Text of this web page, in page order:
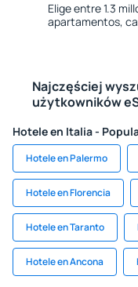
Elige entre 1.3
apartamentos,
Najczęściej
użytkowników
Hotele en Italia -
Hotele en Palermo
Hotele en Florencia
Hotele en Taranto
Hotele en Ancona